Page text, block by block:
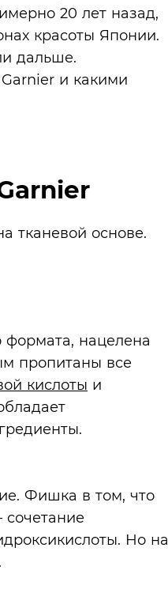
20 лет назад,
красоты Японии.
дальше.
и какими
тканевой основе.
формата, нацелена
пропитаны все
кислоты и
Фишка в том, что
Но на